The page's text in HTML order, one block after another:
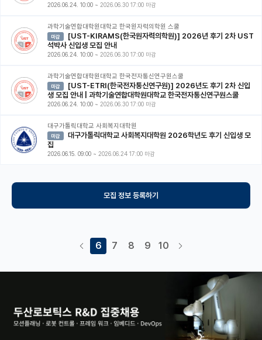
2026.06.24. 10:00 ~ 2026.06.30 17:00 마감
과학기술연합대학원대학교 한국원자력의학원 스쿨
마감
석박사 신입생 모집 안내
2026.06.24. 10:00 ~ 2026.06.30 17:00 마감
과학기술연합대학원대학교 한국전자통신연구원스쿨
마감
생 모집 안내 | 과학기술연합대학원대학교 한국전자통신연구원스쿨
2026.06.24. 10:00 ~ 2026.06.30 17:00 마감
대구가톨릭대학교 사회복지대학원
마감
집
2026.06.15. 09:00 ~ 2026.06.24 17:00 마감
모집 정보 등록하기
6 7 8 9 10